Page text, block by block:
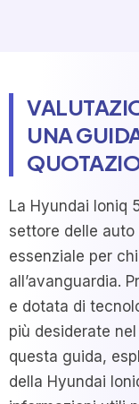
UNA
La Hyundai Ioniq
settore delle
essenziale per
all’avanguardia.
e dotata di
più desiderate
questa guida,
della Hyundai